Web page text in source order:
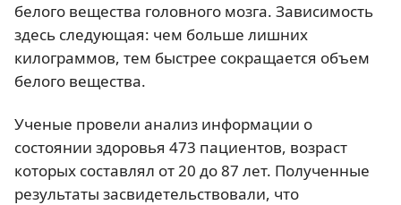
белого вещества головного мозга. Зависимость
здесь следующая: чем больше лишних
килограммов, тем быстрее сокращается объем
белого вещества.
Ученые провели анализ информации о
состоянии здоровья 473 пациентов, возраст
которых составлял от 20 до 87 лет. Полученные
результаты засвидетельствовали, что